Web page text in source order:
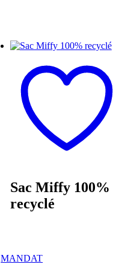
Sac Miffy 100%
recyclé
MANDAT